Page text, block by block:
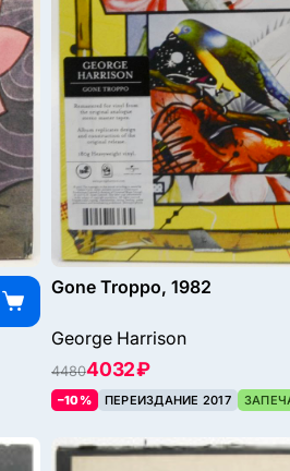
Gone Troppo, 1982
George Harrison
44804032 ₽
–10% ПЕРЕИЗДАНИЕ 2017